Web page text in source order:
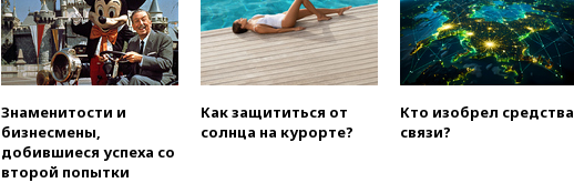
вчера, 21:15Пентагон
опубликовал 16 новых видео с
НЛО
Украины с Польшей скопилось
свыше 6,5 тысячи грузовиков
Знаменитости и
бизнесмены,
добившиеся успеха со
второй попытки
Как защититься от
солнца на курорте?
Кто изобрел средства
связи?